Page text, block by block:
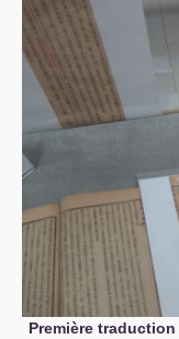
Première